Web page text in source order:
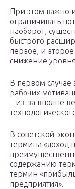
При этом важно
ограничивать
наоборот,
быстрого
первое, и второе
снижение
В первом случае
рабочих
– из-за вполне
В советской
термина «доход
содержанию
термин
предприятия».